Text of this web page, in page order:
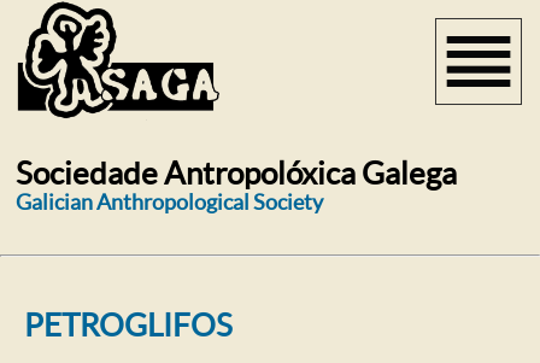
Sociedade Antropolóxica Galega
Galician Anthropological Society
PETROGLIFOS